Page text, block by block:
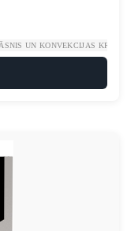
UN KONVEKCIJAS